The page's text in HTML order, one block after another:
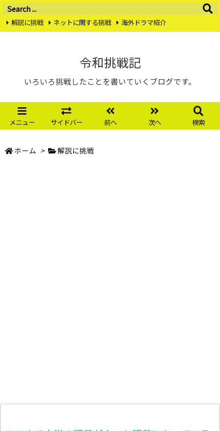
令和挑戦記
いろいろ挑戦したことを書いていくブログです。
メニュー サイドバー 前へ 次へ 検索
解説に挑戦 ネットに関する挑戦
海外ドラマ紹介
ホーム > 解説に挑戦